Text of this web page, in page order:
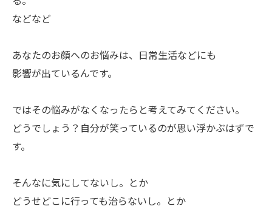
などなど
あなたのお顔へのお悩みは、日常生活などにも
影響が出ているんです。
ではその悩みがなくなったらと考えてみてください。
どうでしょう？自分が笑っているのが思い浮かぶはずで
す。
そんなに気にしてないし。とか
どうせどこに行っても治らないし。とか